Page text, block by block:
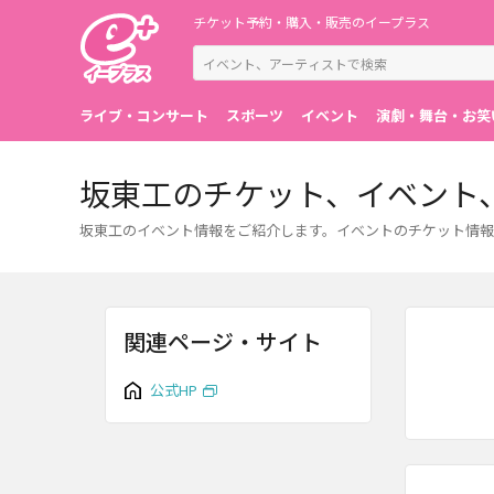
チケット予約・購入・販売のイープラス
ライブ・コンサート スポーツ イベント 演劇・舞台・お笑
坂東工のチケット、イベント
坂東工のイベント情報をご紹介します。イベントのチケット情
関連ページ・サイト
公式HP